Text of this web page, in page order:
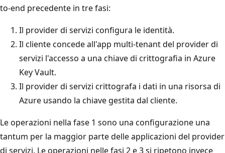
to-end precedente in tre fasi:
Il provider di servizi configura le identità.
Il cliente concede all'app multi-tenant del provider di
servizi l'accesso a una chiave di crittografia in Azure
Key Vault.
Il provider di servizi crittografa i dati in una risorsa di
Azure usando la chiave gestita dal cliente.
Le operazioni nella fase 1 sono una configurazione una
tantum per la maggior parte delle applicazioni del provider
di servizi. Le operazioni nelle fasi 2 e 3 si ripetono invece